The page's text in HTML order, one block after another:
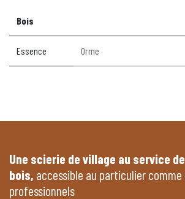
Bois
Essence Orme
Une scierie de village au service
bois, accessible au particulier comme
professionnels